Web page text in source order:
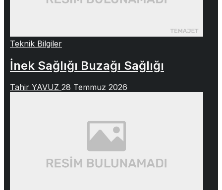
Teknik Bilgiler
İnek Sağlığı Buzağı Sağlığı
Tahir YAVUZ 28 Temmuz 2026